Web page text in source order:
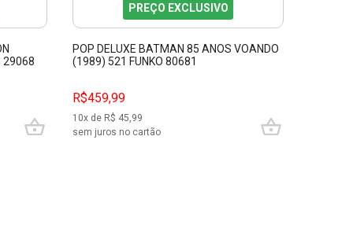
29068
PREÇO EXCLUSIVO
POP DELUXE BATMAN 85 ANOS VOANDO
(1989) 521 FUNKO 80681
R$459,99
10x de R$ 45,99
sem juros no cartão